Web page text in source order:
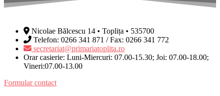
Nicolae Bălcescu 14 • Toplița • 535700
Telefon: 0266 341 871 / Fax: 0266 341 772
secretariat@primariatoplita.ro
Orar casierie: Luni-Miercuri: 07.00-15.30; Joi: 07.00-18.00;
Vineri:07.00-13.00
Formular contact